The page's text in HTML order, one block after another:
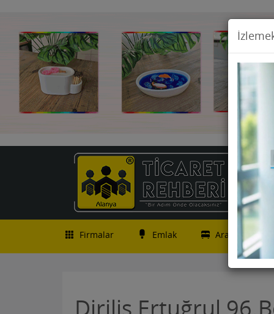
Firmalar Emlak Araç İlanları
Diriliş Ertuğrul